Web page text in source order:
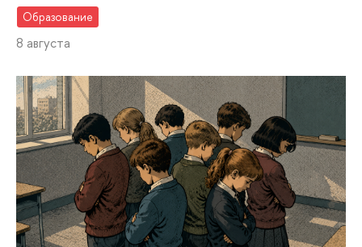
Образование
8 августа